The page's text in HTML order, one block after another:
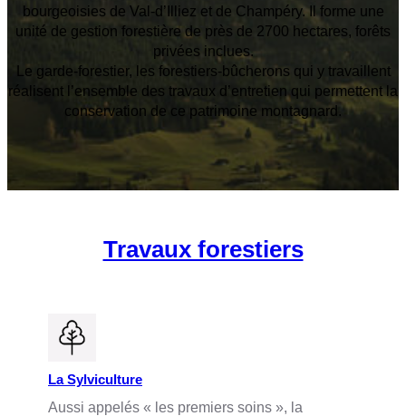
bourgeoisies de Val-d’Illiez et de Champéry. Il forme une
unité de gestion forestière de près de 2700 hectares, forêts
privées inclues.
Le garde-forestier, les forestiers-bûcherons qui y travaillent
réalisent l’ensemble des travaux d’entretien qui permettent la
conservation de ce patrimoine montagnard.
Travaux forestiers
La Sylviculture
Aussi appelés « les premiers soins », la